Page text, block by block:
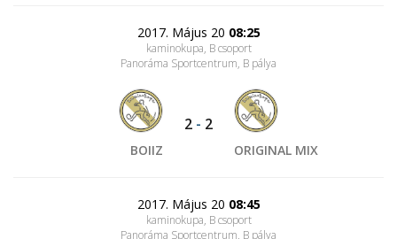
2017. Május 20 08:25
kaminokupa, B csoport
Panoráma Sportcentrum, B pálya
BOIIZ
2 - 2
ORIGINAL MIX
2017. Május 20 08:45
kaminokupa, B csoport
Panoráma Sportcentrum, B pálya